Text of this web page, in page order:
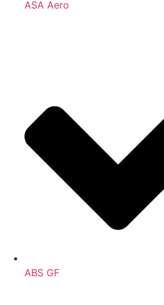
ASA Aero
ABS GF